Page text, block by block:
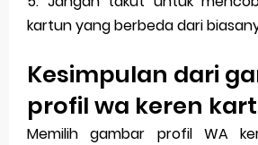
kartun yang berbeda dari
Kesimpulan dari
profil wa keren
Memilih gambar profil WA